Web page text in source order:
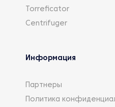
Torreficator
Centrifuger
Информация
Партнеры
Политика